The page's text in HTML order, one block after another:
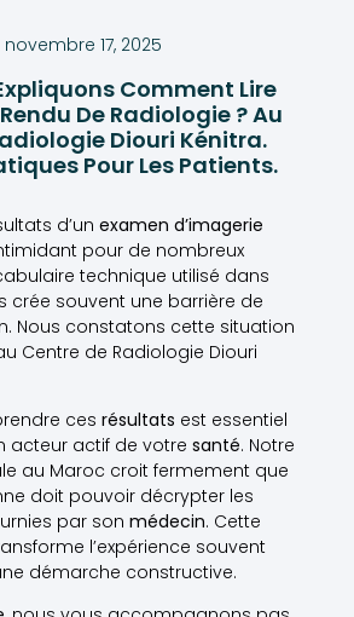
novembre 17, 2025
Comment Lire
De Radiologie ? Au
Diouri Kénitra.
Pour Les Patients.
d’un examen d’imagerie
pour de nombreux
technique utilisé dans
crée souvent une barrière de
Nous constatons cette situation
Centre de Radiologie Diouri
ces résultats est essentiel
acteur actif de votre santé. Notre
au Maroc croit fermement que
doit pouvoir décrypter les
par son médecin. Cette
l’expérience souvent
démarche constructive.